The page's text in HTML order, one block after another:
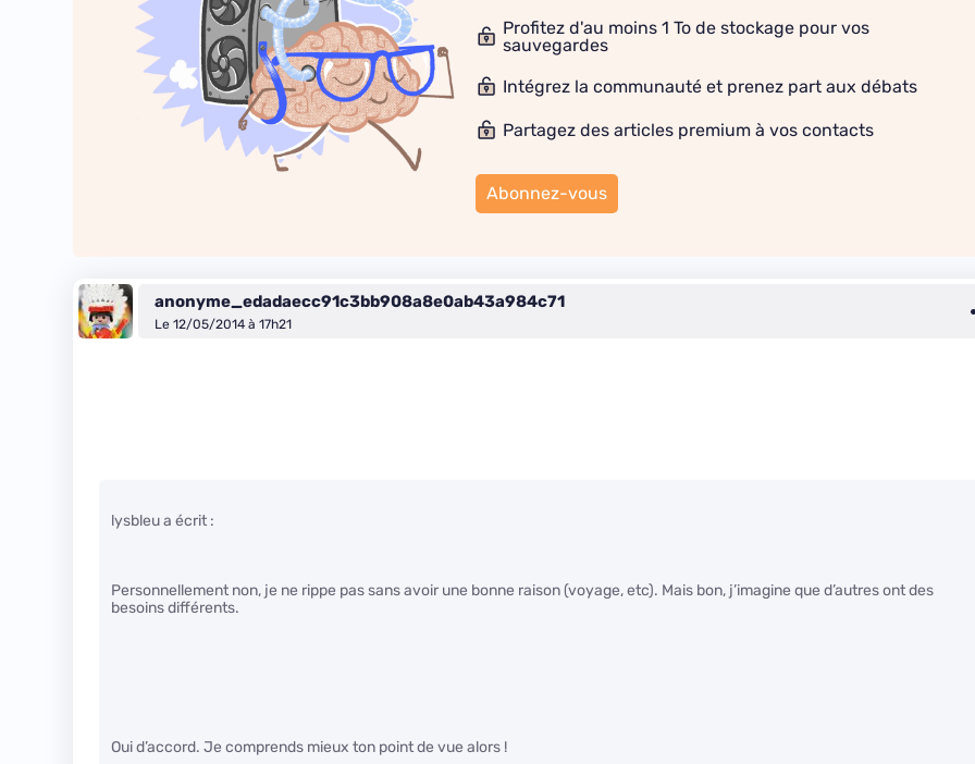
Profitez d'au moins 1 To de stockage pour vos
sauvegardes
Intégrez la communauté et prenez part aux débats
Partagez des articles premium à vos contacts
Abonnez-vous
anonyme_edadaecc91c3bb908a8e0ab43a984c71
Le 12/05/2014 à 17h21
lysbleu a écrit :
Personnellement non, je ne rippe pas sans avoir une bonne raison (voyage, etc). Mais bon, j’imagine que d’autres ont des
besoins différents.
Oui d’accord. Je comprends mieux ton point de vue alors !